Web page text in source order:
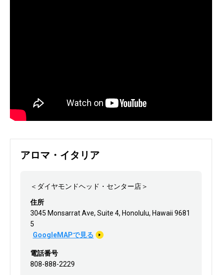
アロマ・イタリア
＜ダイヤモンドヘッド・センター店＞
住所
3045 Monsarrat Ave, Suite 4, Honolulu, Hawaii 9681
5
GoogleMAPで見る
電話番号
808-888-2229